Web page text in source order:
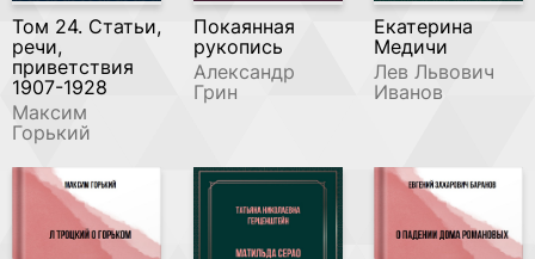
Том 24. Статьи,
речи,
приветствия
1907-1928
Максим
Горький
Покаянная
рукопись
Александр
Грин
Екатерина
Медичи
Лев Львович
Иванов